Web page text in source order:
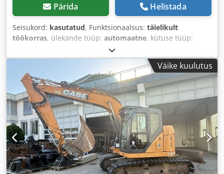
Pärida Helistada
Seisukord: kasutatud, Funktsionaalsus: täielikult
töökorras, ülekande tüüp: automaatne, kütuse tüüp:
, telje konfiguratsioon:
registreerimine:10/1977, Ehitusaasta:1977, Varustus:
Väike kuulutus